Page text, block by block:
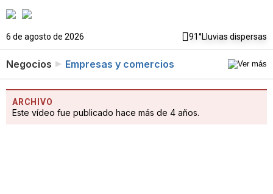
6 de agosto de 2026 91°Lluvias dispersas
Negocios Empresas y comercios
ARCHIVO
Este vídeo fue publicado hace más de 4 años.